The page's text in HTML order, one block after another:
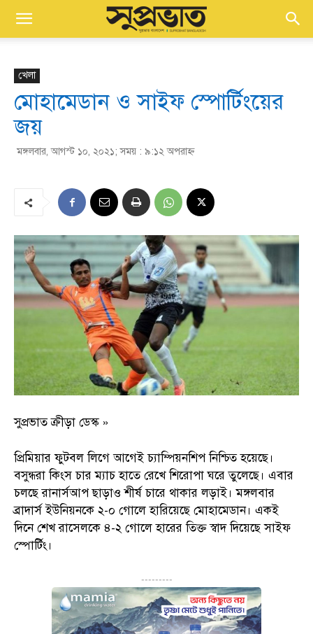
খেলা
মোহামেডান ও সাইফ স্পোর্টিংয়ের
জয়
মঙ্গলবার, আগস্ট ১০, ২০২১; সময় : ৯:১২ অপরাহ্ণ
সুপ্রভাত ক্রীড়া ডেস্ক »
প্রিমিয়ার ফুটবল লিগে আগেই চ্যাম্পিয়নশিপ নিশ্চিত হয়েছে।
বসুন্ধরা কিংস চার ম্যাচ হাতে রেখে শিরোপা ঘরে তুলেছে। এবার
চলছে রানার্সআপ ছাড়াও শীর্ষ চারে থাকার লড়াই। মঙ্গলবার
ব্রাদার্স ইউনিয়নকে ২-০ গোলে হারিয়েছে মোহামেডান। একই
দিনে শেখ রাসেলকে ৪-২ গোলে হারের তিক্ত স্বাদ দিয়েছে সাইফ
স্পোর্টিং।
---------